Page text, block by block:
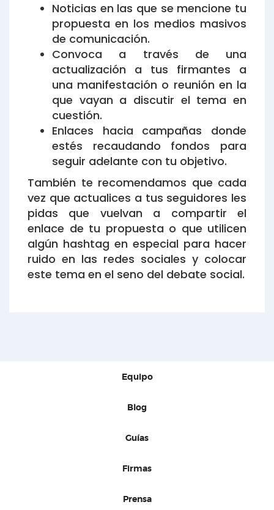
Noticias en las que se mencione tu
propuesta en los medios masivos
de comunicación.
Convoca a través de una
actualización a tus firmantes a
una manifestación o reunión en la
que vayan a discutir el tema en
cuestión.
Enlaces hacia campañas donde
estés recaudando fondos para
seguir adelante con tu objetivo.
También te recomendamos que cada
vez que actualices a tus seguidores les
pidas que vuelvan a compartir el
enlace de tu propuesta o que utilicen
algún hashtag en especial para hacer
ruido en las redes sociales y colocar
este tema en el seno del debate social.
Equipo
Blog
Guías
Firmas
Prensa